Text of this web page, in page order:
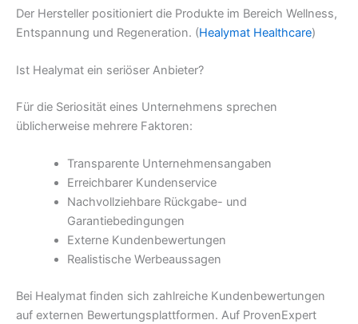
Der Hersteller positioniert die Produkte im Bereich Wellness,
Entspannung und Regeneration. (Healymat Healthcare)
Ist Healymat ein seriöser Anbieter?
Für die Seriosität eines Unternehmens sprechen
üblicherweise mehrere Faktoren:
Transparente Unternehmensangaben
Erreichbarer Kundenservice
Nachvollziehbare Rückgabe- und
Garantiebedingungen
Externe Kundenbewertungen
Realistische Werbeaussagen
Bei Healymat finden sich zahlreiche Kundenbewertungen
auf externen Bewertungsplattformen. Auf ProvenExpert